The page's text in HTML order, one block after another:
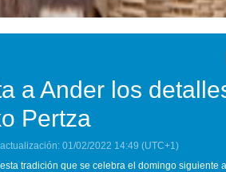
a Ander los
Pertza
01/02/2022 14:49 (UTC+1)
tradición que se celebra el domingo siguiente